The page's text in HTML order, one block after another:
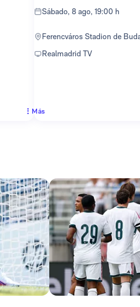
sábado, 8 ago, 19:00 h
Ferencváros Stadion de
Realmadrid TV
Más